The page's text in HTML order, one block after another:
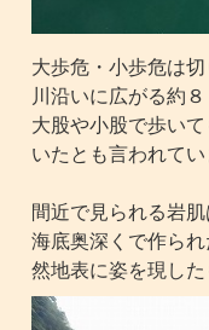
大歩危・小歩危は
川沿いに広がる約８
大股や小股で歩い
いたとも言われてい
間近で見られる岩
海底奥深くで作ら
然地表に姿を現した